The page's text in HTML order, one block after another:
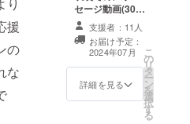
り
援
の
な
セージ動画(30
秒) ※ニックネー
ムを備考欄に記
載ください。 生
誕祭当日使用可
能な特典会ファ
ストパス券(別途
支援者：11人
お届け予定：
2024年07月
詳細を見る
こ
の
リ
タ
ー
ン
を
選
択
す
る